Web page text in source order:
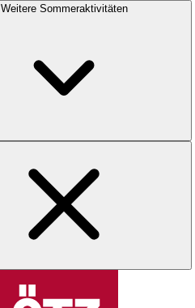
Weitere Sommeraktivitäten